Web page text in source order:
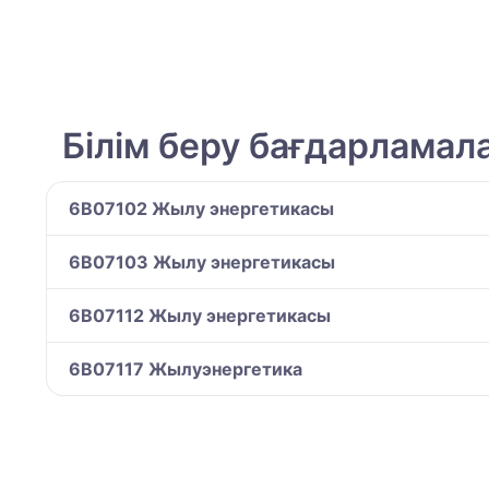
Білім беру
6B07102 Жылу энергетикасы
6B07103 Жылу энергетикасы
6B07112 Жылу энергетикасы
6B07117 Жылуэнергетика